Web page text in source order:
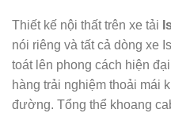
Thiết kế nội thất trên xe tải
nói riêng và tất cả dòng xe
toát lên phong cách hiện
hàng trải nghiệm thoải mái
đường. Tổng thể khoang